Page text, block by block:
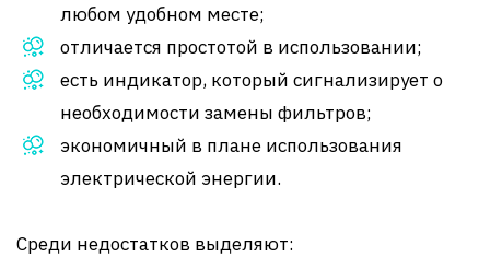
любом удобном месте;
отличается простотой в использовании;
есть индикатор, который сигнализирует о
необходимости замены фильтров;
экономичный в плане использования
электрической энергии.
Среди недостатков выделяют: